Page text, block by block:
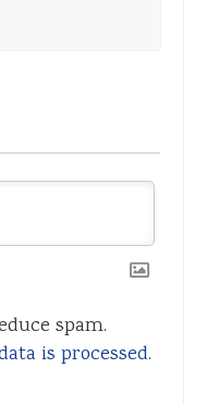
spam.
is processed.